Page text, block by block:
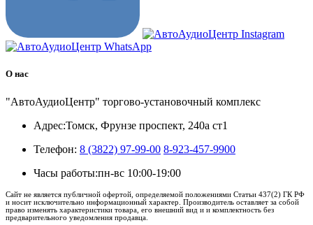
О нас
"АвтоАудиоЦентр" торгово-установочный комплекс
Адрес:Томск, Фрунзе проспект, 240а ст1
Телефон: 8 (3822) 97-99-00 8-923-457-9900
Часы работы:пн-вс 10:00-19:00
Сайт не является публичной офертой, определяемой положениями Статьи 437(2) ГК РФ
и носит исключительно информационный характер. Производитель оставляет за собой
право изменять характеристики товара, его внешний вид и и комплектность без
предварительного уведомления продавца.